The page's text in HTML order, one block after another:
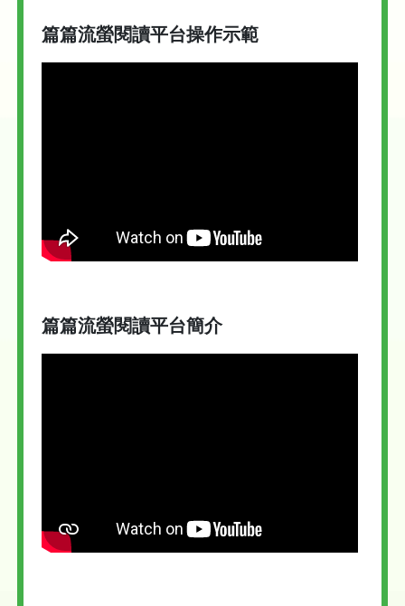
篇篇流螢閱讀平台操作示範
篇篇流螢閱讀平台簡介